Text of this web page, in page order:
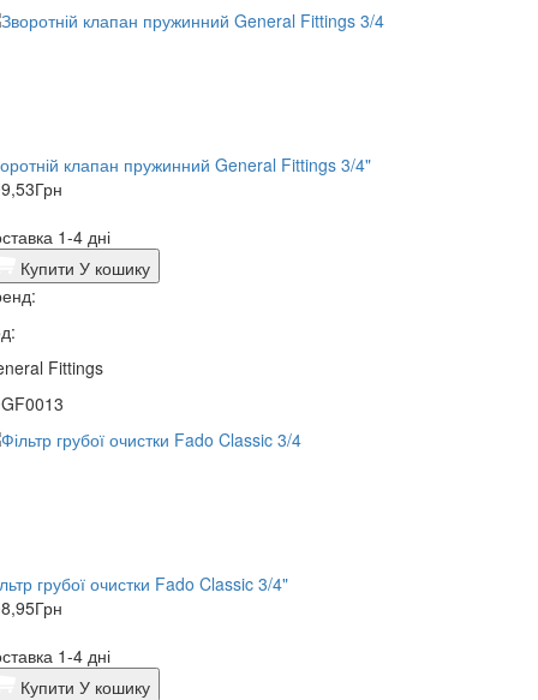
клапан пружинний General Fittings 3/4"
Грн
1-4 дні
Купити У кошику
Fittings
грубої очистки Fado Classic 3/4"
Грн
1-4 дні
Купити У кошику